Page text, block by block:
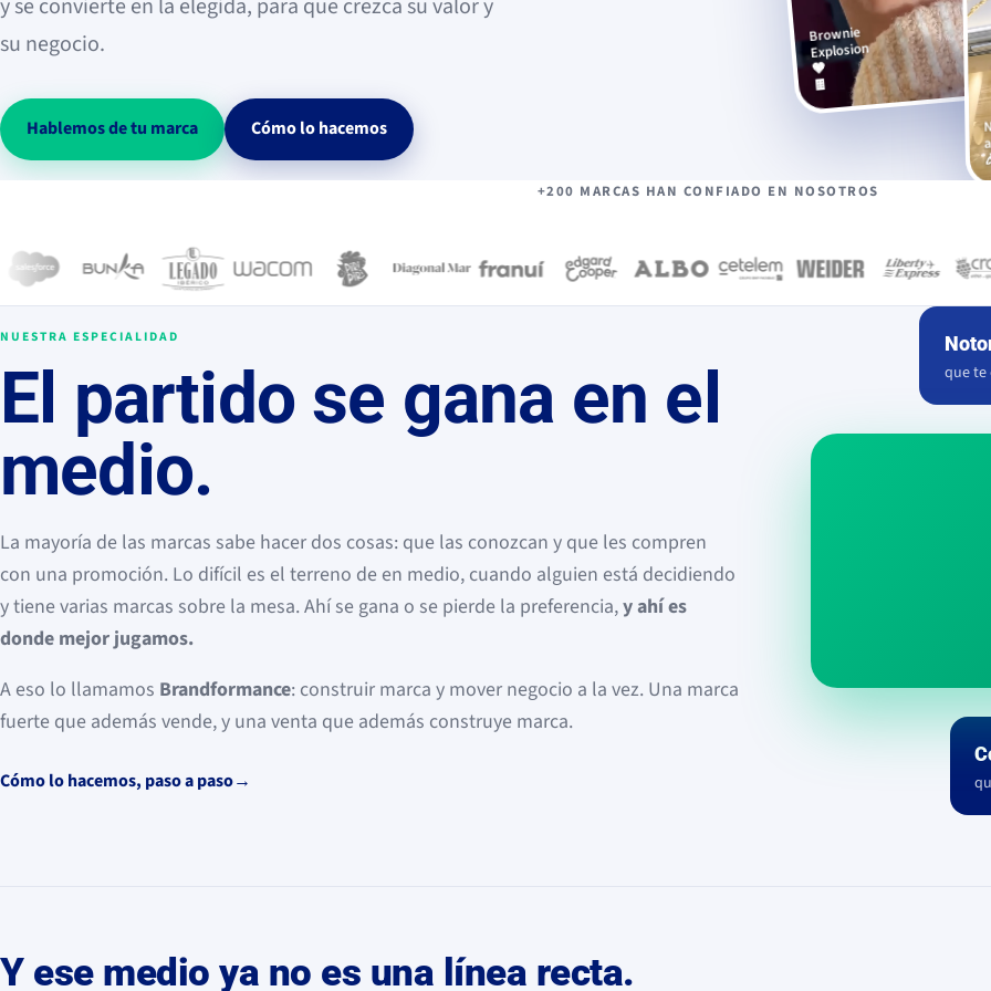
y se convierte en la elegida, para que crezca su valor y
su negocio.
Hablemos de tu marca Cómo lo hacemos
haagendazs_es
Brownie
Explosion
🤎
🍫 3.507
+200 MARCAS HAN CONFIADO EN NOSOTROS
NUESTRA ESPECIALIDAD
El partido se gana en el
medio.
La mayoría de las marcas sabe hacer dos cosas: que las conozcan y que les compren
con una promoción. Lo difícil es el terreno de en medio, cuando alguien está decidiendo
y tiene varias marcas sobre la mesa. Ahí se gana o se pierde la preferencia,y ahí es
donde mejor jugamos.
A eso lo llamamos Brandformance: construir marca y mover negocio a la vez. Una marca
fuerte que además vende, y una venta que además construye marca.
Cómo lo hacemos, paso a paso→
que te
Y ese medio ya no es una línea recta.